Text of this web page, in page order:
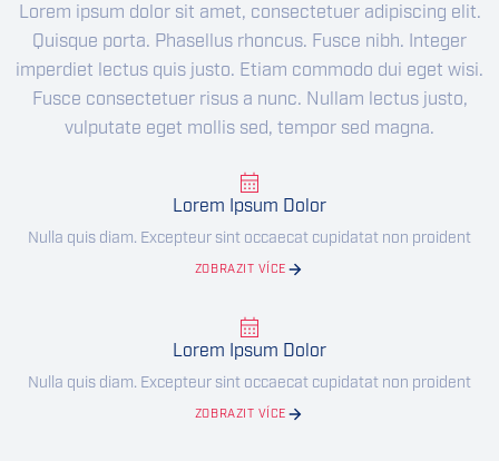
Lorem ipsum dolor sit amet, consectetuer adipiscing elit.
Quisque porta. Phasellus rhoncus. Fusce nibh. Integer
imperdiet lectus quis justo. Etiam commodo dui eget wisi.
Fusce consectetuer risus a nunc. Nullam lectus justo,
vulputate eget mollis sed, tempor sed magna.
Lorem Ipsum Dolor
Nulla quis diam. Excepteur sint occaecat cupidatat non proident
ZOBRAZIT VÍCE
Lorem Ipsum Dolor
Nulla quis diam. Excepteur sint occaecat cupidatat non proident
ZOBRAZIT VÍCE